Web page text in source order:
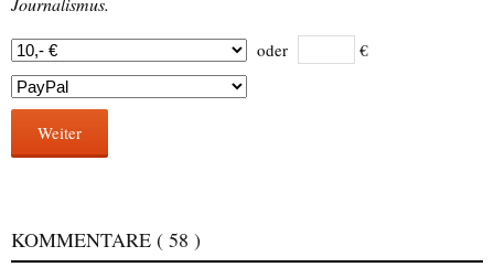
oder €
Weiter
KOMMENTARE ( 58 )